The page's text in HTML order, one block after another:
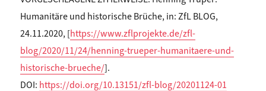
Humanitäre und historische Brüche, in: ZfL BLOG,
24.11.2020, [https://www.zflprojekte.de/zfl-
blog/2020/11/24/henning-trueper-humanitaere-und-
historische-brueche/].
DOI: https://doi.org/10.13151/zfl-blog/20201124-01